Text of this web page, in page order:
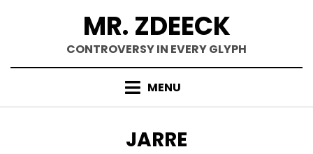
MR. ZDEECK
CONTROVERSY IN EVERY GLYPH
MENU
TAG
:
JARRE